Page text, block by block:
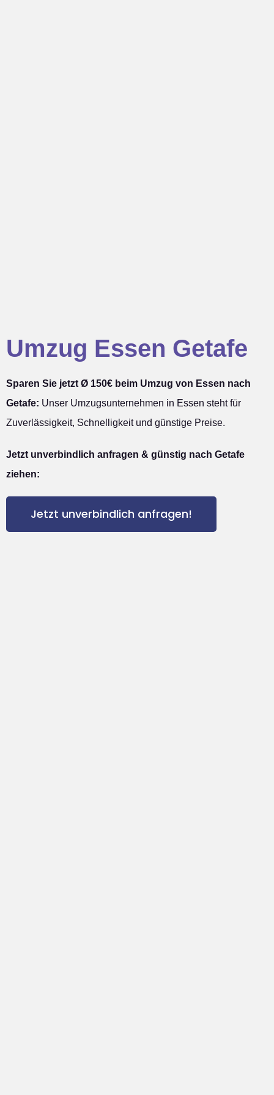
Umzug Essen Getafe
Sparen Sie jetzt Ø 150€ beim Umzug von Essen nach
Getafe: Unser Umzugsunternehmen in Essen steht für
Zuverlässigkeit, Schnelligkeit und günstige Preise.
Jetzt unverbindlich anfragen & günstig nach Getafe
ziehen:
Jetzt unverbindlich anfragen!